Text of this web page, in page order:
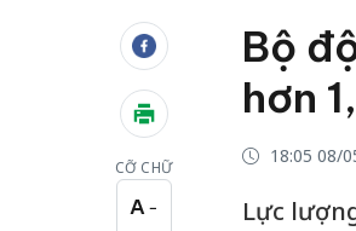
CỠ CHỮ
A −
Cỡ chữ nhỏ
Bộ
hơn
18:05 08/
Lực